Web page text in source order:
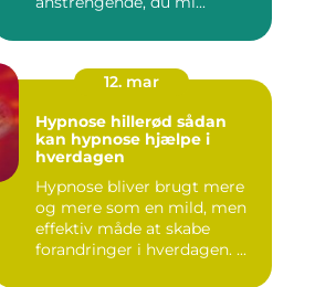
12. mar
Hypnose hillerød sådan
kan hypnose hjælpe i
hverdagen
Hypnose bliver brugt mere
og mere som en mild, men
effektiv måde at skabe
forandringer i hverdagen. ...